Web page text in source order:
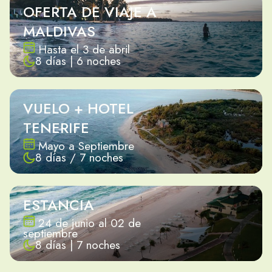
OFERTA DE VIAJE A
MALDIVAS
Hasta el 3 de abril
8 días | 6 noches
VUELO + HOTEL
TENERIFE
Mayo a Septiembre
8 días / 7 noches
ESTANCIA
24 de junio al 02 de
septiembre
8 días | 7 noches